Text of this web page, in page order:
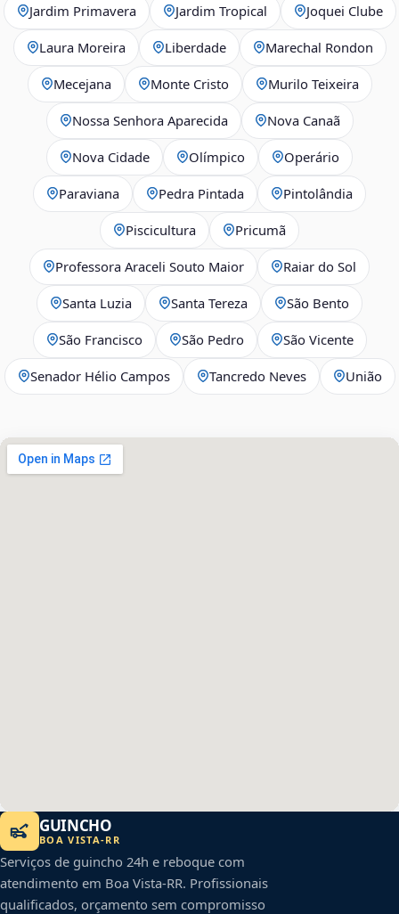
Jardim Primavera Jardim Tropical Joquei Clube
Laura Moreira Liberdade Marechal Rondon
Mecejana Monte Cristo Murilo Teixeira
Nossa Senhora Aparecida Nova Canaã
Nova Cidade Olímpico Operário
Paraviana Pedra Pintada Pintolândia
Piscicultura Pricumã
Professora Araceli Souto Maior Raiar do Sol
Santa Luzia Santa Tereza São Bento
São Francisco São Pedro São Vicente
Senador Hélio Campos Tancredo Neves União
GUINCHO
BOA VISTA-RR
Serviços de guincho 24h e reboque com
atendimento em Boa Vista-RR. Profissionais
qualificados, orçamento sem compromisso